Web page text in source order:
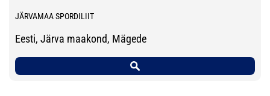
JÄRVAMAA SPORDILIIT
Eesti, Järva maakond, Mägede